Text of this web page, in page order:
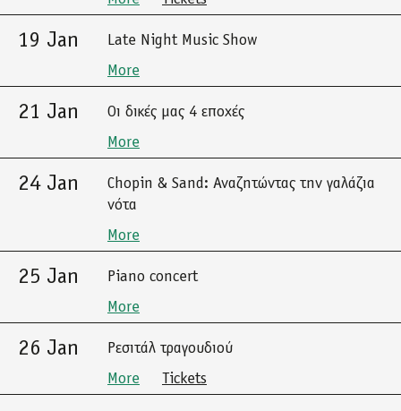
19 Jan
Late Night Music Show
More
21 Jan
Οι δικές μας 4 εποχές
More
24 Jan
Chopin & Sand: Αναζητώντας την γαλάζια
νότα
More
25 Jan
Piano concert
More
26 Jan
Ρεσιτάλ τραγουδιού
More
Tickets